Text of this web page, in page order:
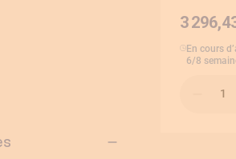
3
En cours
6/8